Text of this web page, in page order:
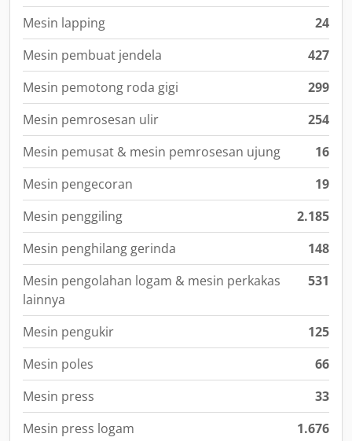
Mesin lapping
24
Mesin pembuat jendela
427
Mesin pemotong roda gigi
299
Mesin pemrosesan ulir
254
Mesin pemusat & mesin pemrosesan ujung
16
Mesin pengecoran
19
Mesin penggiling
2.185
Mesin penghilang gerinda
148
Mesin pengolahan logam & mesin perkakas
lainnya
531
Mesin pengukir
125
Mesin poles
66
Mesin press
33
Mesin press logam
1.676